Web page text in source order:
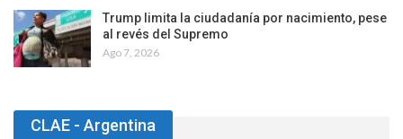
Trump limita la ciudadanía por nacimiento, pese
al revés del Supremo
Ago 7, 2026
CLAE - Argentina